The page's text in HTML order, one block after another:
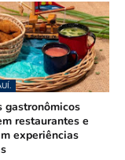
gastronômicos
restaurantes e
experiências